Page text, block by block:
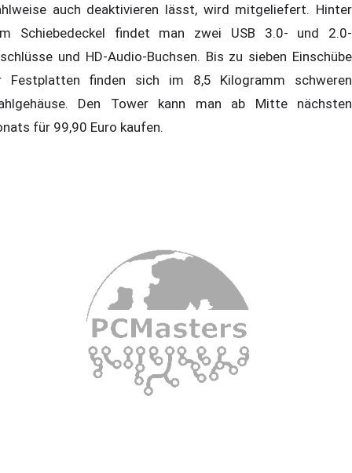
auch deaktivieren lässt, wird mitgeliefert. Hinter
Schiebedeckel findet man zwei USB 3.0- und 2.0-
und HD-Audio-Buchsen. Bis zu sieben Einschübe
Festplatten finden sich im 8,5 Kilogramm schweren
Den Tower kann man ab Mitte nächsten
für 99,90 Euro kaufen.